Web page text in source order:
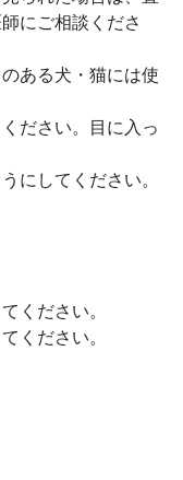
にご相談くださ
ある犬・猫には使
ださい。目に入っ
にしてください。
ください。
ください。